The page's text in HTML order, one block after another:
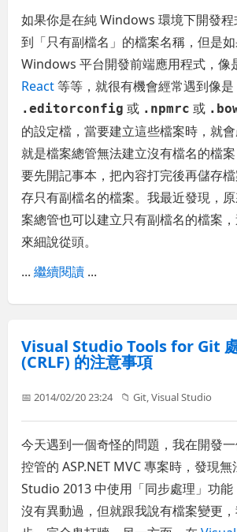
如果你是在純 Windows 環境下開發
到「只有副檔名」的檔案名稱，但是
Windows 平台開發前端應用程式，像
React等等，就很有機會經常遇到像是
.editorconfig 或 .npmrc 或
的設定檔，當要建立這些檔案時，就會
就是檔案總管無法建立沒有檔名的檔
要先開記事本，把內容打完後再儲存
存只有副檔名的檔案。我最近發現，
案總管也可以建立只有副檔名的檔案
來細說從頭。
...繼續閱讀 ...
Visual Studio Tools for Git
(CRLF) 的注意事項
📅 2014/02/20 23:24 📁Git,Visual Studio
今天遇到一個奇怪的問題，我在開發
控管的 ASP.NET MVC 專案時，發現
Studio 2013 中使用「同步處理」功
沒有異動過，但就跟我說有檔案變更